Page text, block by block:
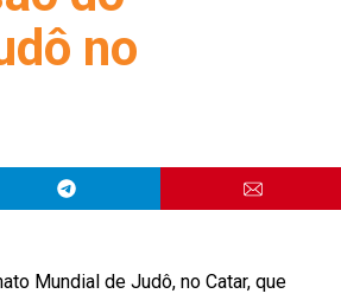
no
Mundial de Judô, no Catar, que